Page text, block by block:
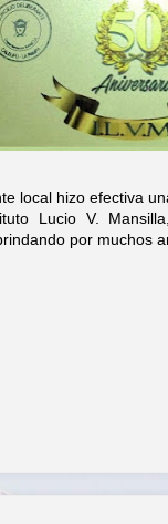
local hizo efectiva
Lucio V.
por muchos